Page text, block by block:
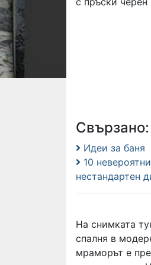
Свързано:
Идеи за баня
10
нестандартен
На снимката
спалня в
мраморът е